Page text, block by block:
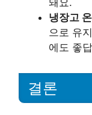
냉장고
으로 유
에도 좋
결론